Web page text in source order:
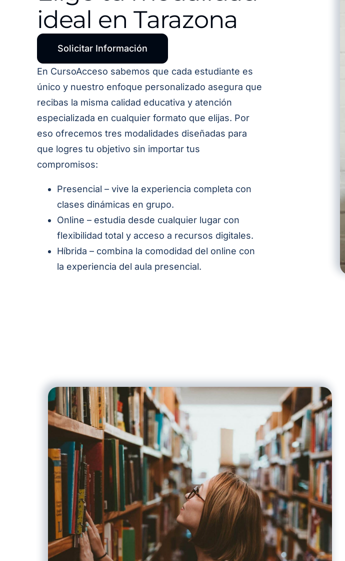
ideal en Tarazona
Solicitar Información
En CursoAcceso sabemos que cada estudiante es
único y nuestro enfoque personalizado asegura que
recibas la misma calidad educativa y atención
especializada en cualquier formato que elijas. Por
eso ofrecemos tres modalidades diseñadas para
que logres tu objetivo sin importar tus
compromisos:
Presencial – vive la experiencia completa con
clases dinámicas en grupo.
Online – estudia desde cualquier lugar con
flexibilidad total y acceso a recursos digitales.
Híbrida – combina la comodidad del online con
la experiencia del aula presencial.